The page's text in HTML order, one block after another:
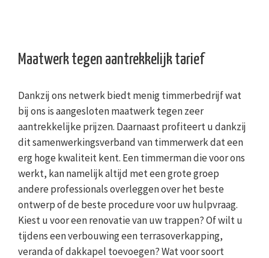
Maatwerk tegen aantrekkelijk tarief
Dankzij ons netwerk biedt menig timmerbedrijf wat
bij ons is aangesloten maatwerk tegen zeer
aantrekkelijke prijzen. Daarnaast profiteert u dankzij
dit samenwerkingsverband van timmerwerk dat een
erg hoge kwaliteit kent. Een timmerman die voor ons
werkt, kan namelijk altijd met een grote groep
andere professionals overleggen over het beste
ontwerp of de beste procedure voor uw hulpvraag.
Kiest u voor een renovatie van uw trappen? Of wilt u
tijdens een verbouwing een terrasoverkapping,
veranda of dakkapel toevoegen? Wat voor soort